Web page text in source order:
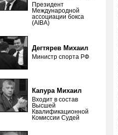
Президент
Международной
ассоциации бокса
(AIBA)
Дегтярев Михаил
Министр спорта РФ
Капура Михаил
Входит в состав
Высшей
Квалификационной
Комиссии Судей